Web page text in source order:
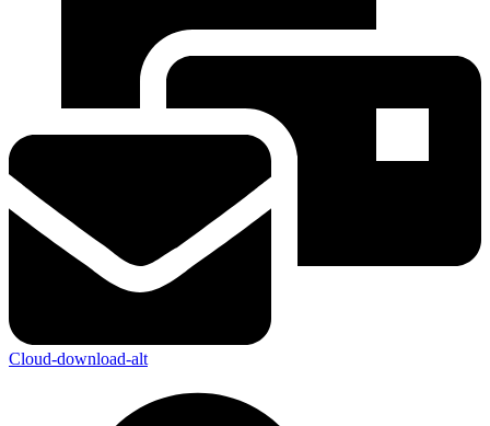
Cloud-download-alt